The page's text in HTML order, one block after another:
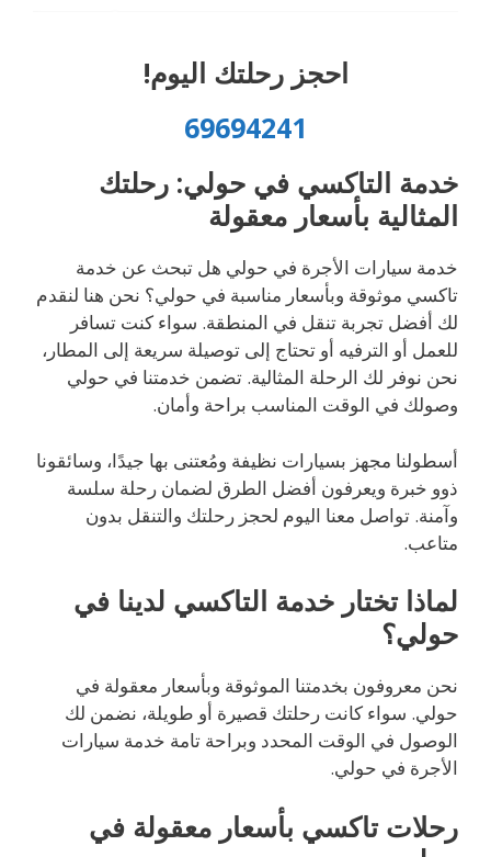
احجز رحلتك اليوم!
69694241
خدمة التاكسي في حولي: رحلتك
المثالية بأسعار معقولة
خدمة سيارات الأجرة في حولي هل تبحث عن خدمة
تاكسي موثوقة وبأسعار مناسبة في حولي؟ نحن هنا لنقدم
لك أفضل تجربة تنقل في المنطقة. سواء كنت تسافر
للعمل أو الترفيه أو تحتاج إلى توصيلة سريعة إلى المطار،
نحن نوفر لك الرحلة المثالية. تضمن خدمتنا في حولي
وصولك في الوقت المناسب براحة وأمان.
أسطولنا مجهز بسيارات نظيفة ومُعتنى بها جيدًا، وسائقونا
ذوو خبرة ويعرفون أفضل الطرق لضمان رحلة سلسة
وآمنة. تواصل معنا اليوم لحجز رحلتك والتنقل بدون
متاعب.
لماذا تختار خدمة التاكسي لدينا في
حولي؟
نحن معروفون بخدمتنا الموثوقة وبأسعار معقولة في
حولي. سواء كانت رحلتك قصيرة أو طويلة، نضمن لك
الوصول في الوقت المحدد وبراحة تامة خدمة سيارات
الأجرة في حولي.
رحلات تاكسي بأسعار معقولة في